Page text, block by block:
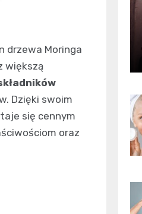
drzewa Moringa
większą
Dzięki swoim
się cennym
oraz